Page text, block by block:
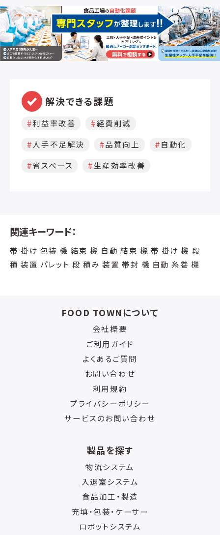
解決できる課題
利益率改善
経費削減
人手不足解決
品質向上
自動化
省スペース
生産効率改善
関連キーワード：
帯 掛け 包装 機 結束 機 自動 結束 機 帯 掛け 機 段
積 装置 パレット 段 積み 装置 帯封 機 自動 糸巻 機
FOOD TOWNについて
会社概要
ご利用ガイド
よくあるご質問
お問い合わせ
利用規約
プライバシーポリシー
サービスのお問い合わせ
製品を探す
物流システム
入退室システム
食品加工・製造
充填・包装・ケーサー
ロボットシステム